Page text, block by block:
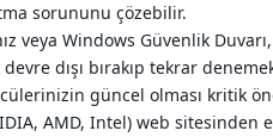
sorununu çözebilir.
Windows Güvenlik
dışı bırakıp tekrar
güncel olması kritik
AMD, Intel) web